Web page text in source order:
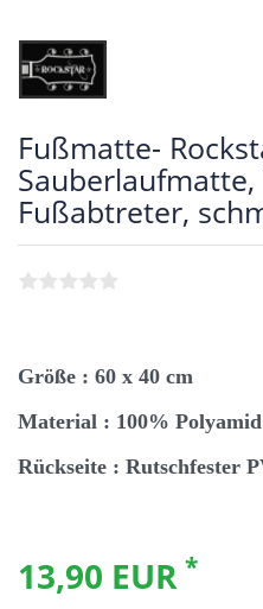
Fußmatte-
Fußabtreter,
Größe : 60 x 40 cm
Material : 100% Polyamid
Rückseite : Rutschfester
13,90 EUR *